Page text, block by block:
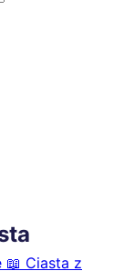
📖 Ciasta z